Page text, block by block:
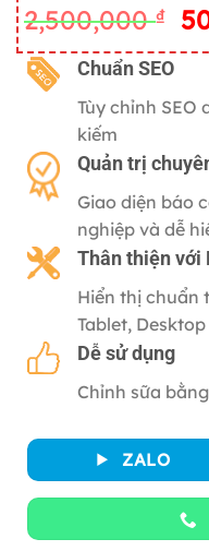
2,500,000₫
Chuẩn SEO
Tùy chỉnh SEO
kiếm
Quản trị
Giao diện báo
nghiệp và dễ
Thân thiện với
Hiển thị chuẩn
Tablet, Desktop
Dễ sử dụng
Chỉnh sữa
ZALO